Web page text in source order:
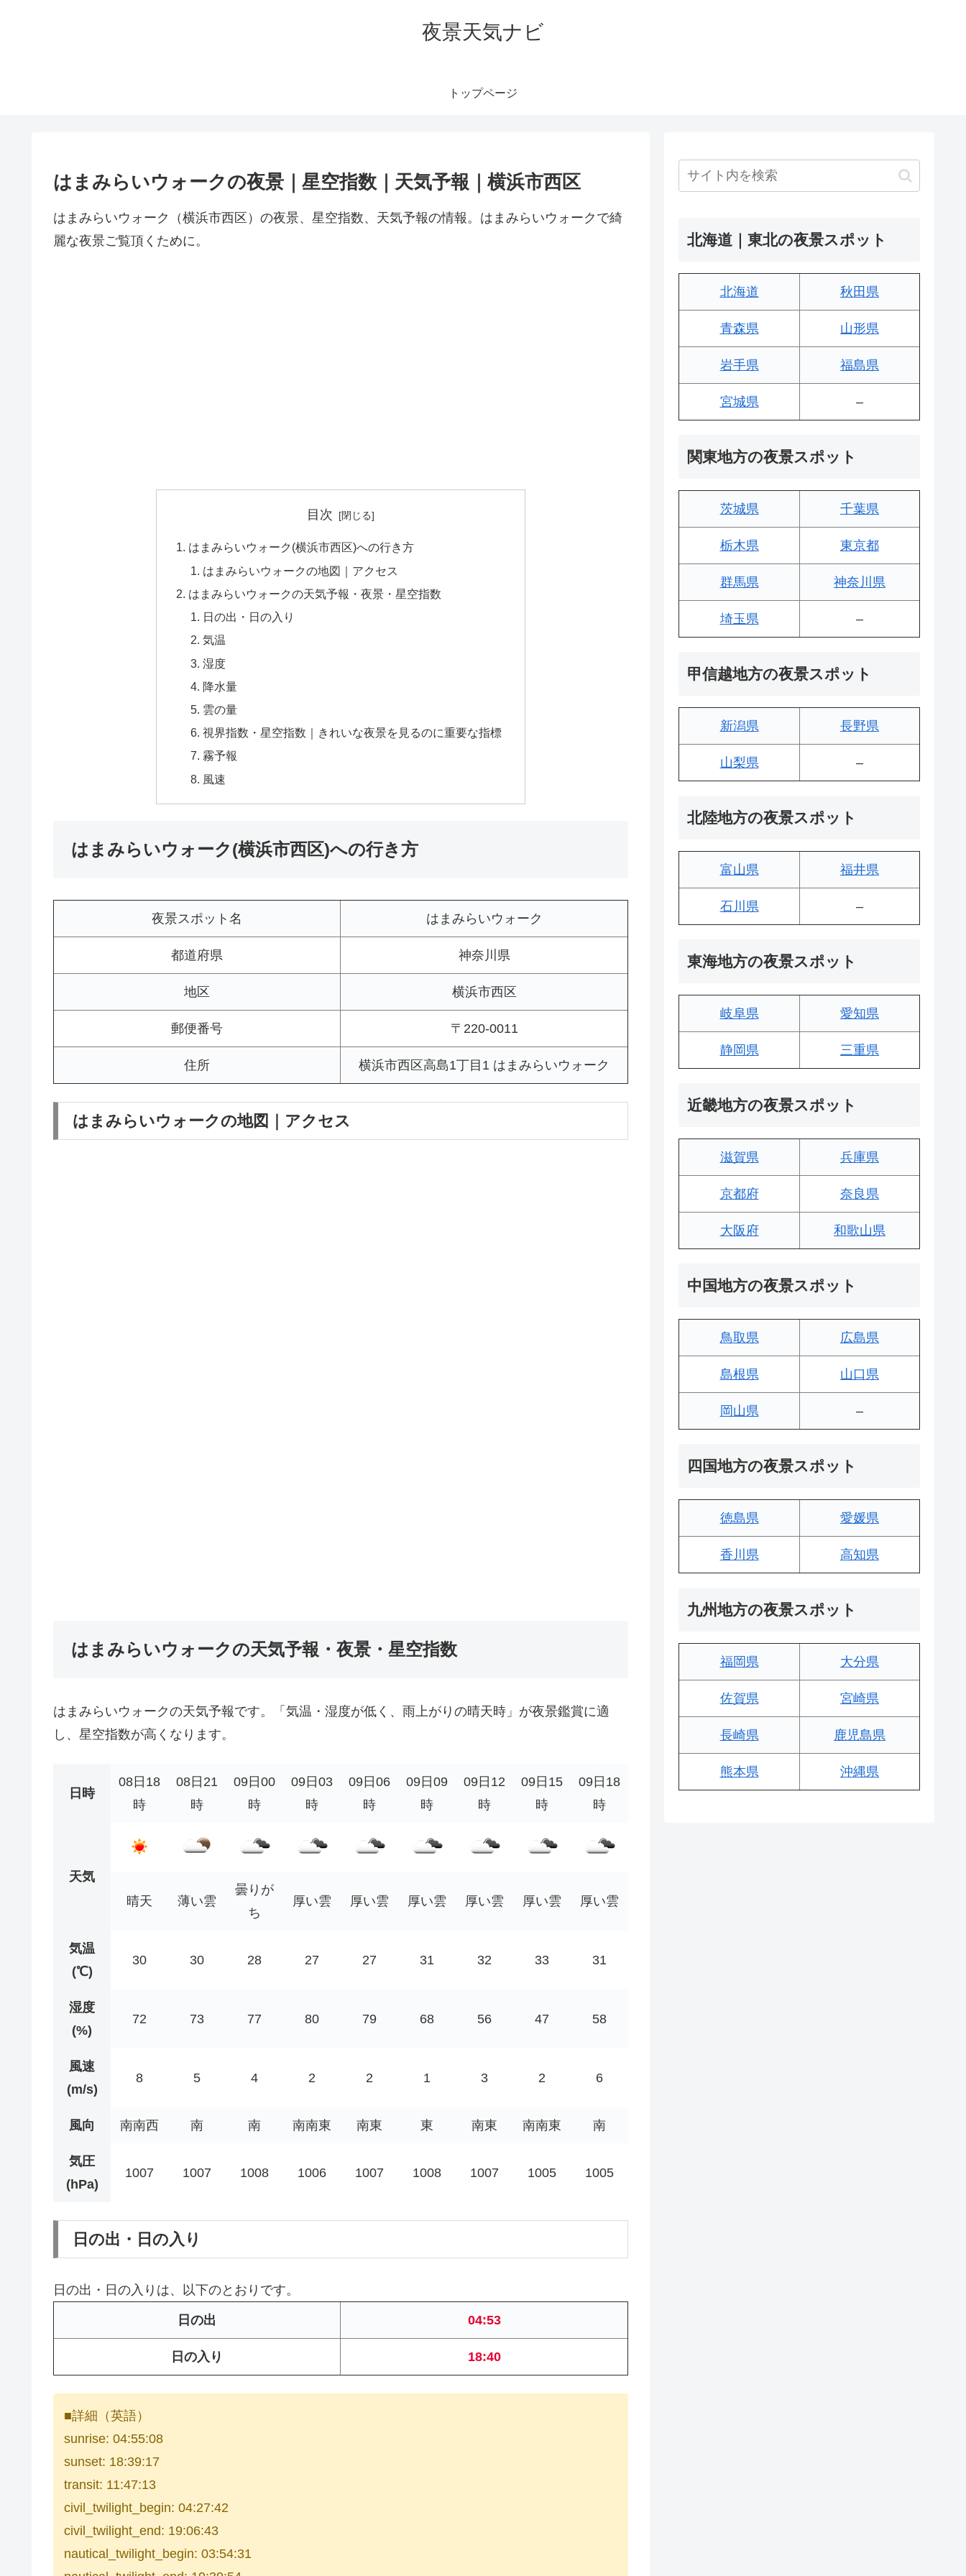
夜景天気ナビ
トップページ
はまみらいウォークの夜景｜星空指数｜天気予報｜横浜市西区
はまみらいウォーク（横浜市西区）の夜景、星空指数、天気予報の情報。はまみらいウォークで綺
麗な夜景ご覧頂くために。
目次
はまみらいウォーク(横浜市西区)への行き方
はまみらいウォークの地図｜アクセス
はまみらいウォークの天気予報・夜景・星空指数
日の出・日の入り
気温
湿度
降水量
雲の量
視界指数・星空指数｜きれいな夜景を見るのに重要な指標
霧予報
風速
はまみらいウォーク(横浜市西区)への行き方
夜景スポット名 はまみらいウォーク
都道府県 神奈川県
地区 横浜市西区
郵便番号 〒220-0011
住所 横浜市西区高島1丁目1 はまみらいウォーク
はまみらいウォークの地図｜アクセス
はまみらいウォークの天気予報・夜景・星空指数
はまみらいウォークの天気予報です。「気温・湿度が低く、雨上がりの晴天時」が夜景鑑賞に適
し、星空指数が高くなります。
日時
08日18
時
08日21
時
09日00
時
09日03
時
09日06
時
09日09
時
09日12
時
09日15
時
09日18
時
天気
晴天
薄い雲
曇りが
ち
厚い雲 厚い雲 厚い雲 厚い雲 厚い雲 厚い雲
気温
(℃)
30 30 28 27 27 31 32 33 31
湿度
(%)
72 73 77 80 79 68 56 47 58
風速
(m/s)
8 5 4 2 2 1 3 2 6
風向 南南西 南 南 南南東 南東 東 南東 南南東 南
気圧
(hPa)
1007 1007 1008 1006 1007 1008 1007 1005 1005
日の出・日の入り
日の出・日の入りは、以下のとおりです。
日の出 04:53
日の入り 18:40
■詳細（英語）
sunrise: 04:55:08
sunset: 18:39:17
transit: 11:47:13
civil_twilight_begin: 04:27:42
civil_twilight_end: 19:06:43
nautical_twilight_begin: 03:54:31
北海道｜東北の夜景スポット
北海道 秋田県
青森県 山形県
岩手県 福島県
宮城県 –
関東地方の夜景スポット
茨城県 千葉県
栃木県 東京都
群馬県 神奈川県
埼玉県 –
甲信越地方の夜景スポット
新潟県 長野県
山梨県 –
北陸地方の夜景スポット
富山県 福井県
石川県 –
東海地方の夜景スポット
岐阜県 愛知県
静岡県 三重県
近畿地方の夜景スポット
滋賀県 兵庫県
京都府 奈良県
大阪府 和歌山県
中国地方の夜景スポット
鳥取県 広島県
島根県 山口県
岡山県 –
四国地方の夜景スポット
徳島県 愛媛県
香川県 高知県
九州地方の夜景スポット
福岡県 大分県
佐賀県 宮崎県
長崎県 鹿児島県
熊本県 沖縄県